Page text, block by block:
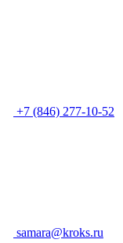
+7 (846) 277-10-52
samara@kroks.ru